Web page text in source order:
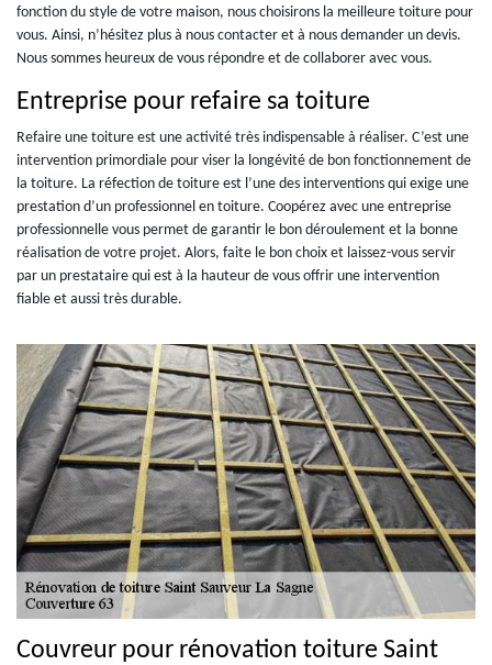
fonction du style de votre maison, nous choisirons la meilleure toiture pour
vous. Ainsi, n’hésitez plus à nous contacter et à nous demander un devis.
Nous sommes heureux de vous répondre et de collaborer avec vous.
Entreprise pour refaire sa toiture
Refaire une toiture est une activité très indispensable à réaliser. C’est une
intervention primordiale pour viser la longévité de bon fonctionnement de
la toiture. La réfection de toiture est l’une des interventions qui exige une
prestation d’un professionnel en toiture. Coopérez avec une entreprise
professionnelle vous permet de garantir le bon déroulement et la bonne
réalisation de votre projet. Alors, faite le bon choix et laissez-vous servir
par un prestataire qui est à la hauteur de vous offrir une intervention
fiable et aussi très durable.
Couvreur pour rénovation toiture Saint